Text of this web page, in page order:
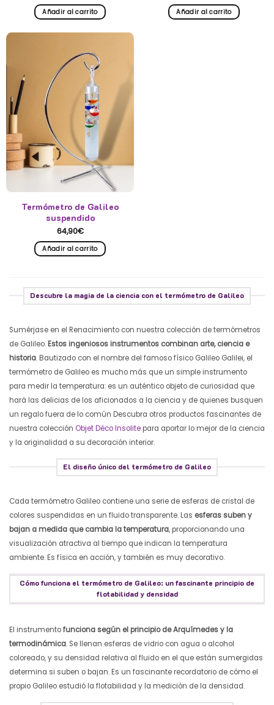
Añadir al carrito Añadir al carrito
Termómetro de Galileo
suspendido
64,90€
Añadir al carrito
Descubre la magia de la ciencia con el termómetro de Galileo
Sumérjase en el Renacimiento con nuestra colección de termómetros
de Galileo. Estos ingeniosos instrumentos combinan arte, ciencia e
historia. Bautizado con el nombre del famoso físico Galileo Galilei, el
termómetro de Galileo es mucho más que un simple instrumento
para medir la temperatura: es un auténtico objeto de curiosidad que
hará las delicias de los aficionados a la ciencia y de quienes busquen
un regalo fuera de lo común Descubra otros productos fascinantes de
nuestra colección Objet Déco Insolite para aportar lo mejor de la ciencia
y la originalidad a su decoración interior.
El diseño único del termómetro de Galileo
Cada termómetro Galileo contiene una serie de esferas de cristal de
colores suspendidas en un fluido transparente. Las esferas suben y
bajan a medida que cambia la temperatura, proporcionando una
visualización atractiva al tiempo que indican la temperatura
ambiente. Es física en acción, y también es muy decorativo.
Cómo funciona el termómetro de Galileo: un fascinante principio de
flotabilidad y densidad
El instrumentofunciona según el principio de Arquímedes y la
termodinámica. Se llenan esferas de vidrio con agua o alcohol
coloreado, y su densidad relativa al fluido en el que están sumergidas
determina si suben o bajan. Es un fascinante recordatorio de cómo el
propio Galileo estudió la flotabilidad y la medición de la densidad.